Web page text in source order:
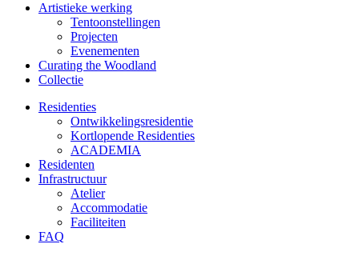
Artistieke werking
Tentoonstellingen
Projecten
Evenementen
Curating the Woodland
Collectie
Residenties
Ontwikkelings­residentie
Kortlopende Residenties
ACADEMIA
Residenten
Infrastructuur
Atelier
Accommodatie
Faciliteiten
FAQ